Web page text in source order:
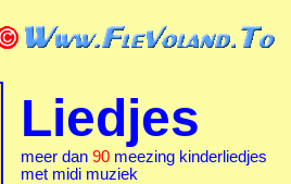
Liedjes
meer dan 90 meezing kinderliedjes
met midi muziek